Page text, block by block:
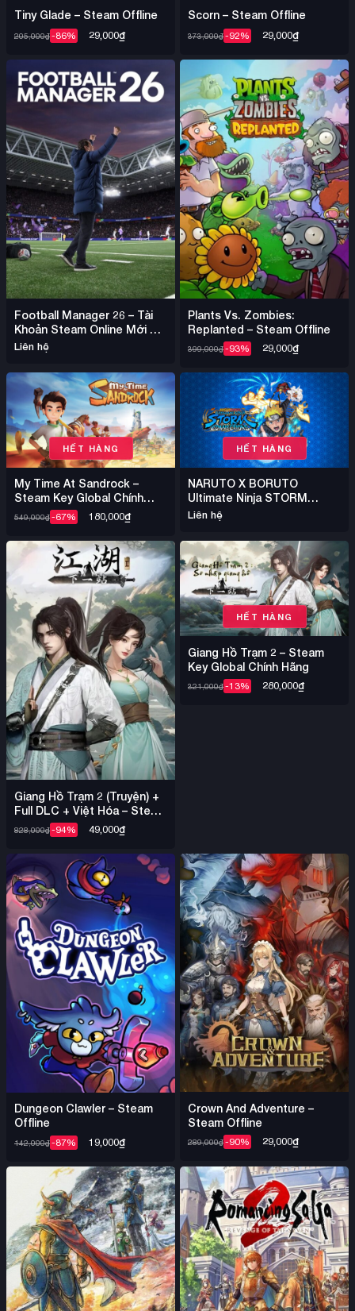
Tiny Glade – Steam Offline
205,000₫-86% 29,000₫
Scorn – Steam Offline
373,000₫-92% 29,000₫
Football Manager 26 – Tài
Khoản Steam Online Mới +
Mail
Liên hệ
Plants Vs. Zombies:
Replanted – Steam Offline
399,000₫-93% 29,000₫
HẾT HÀNG
My Time At Sandrock –
Steam Key Global Chính
Hãng
549,000₫-67% 180,000₫
HẾT HÀNG
NARUTO X BORUTO
Ultimate Ninja STORM
CONNECTIONS – Steam
Liên hệ
Giang Hồ Trạm 2 (Truyện) +
Full DLC + Việt Hóa – Steam
Offline
828,000₫-94% 49,000₫
HẾT HÀNG
Giang Hồ Trạm 2 – Steam
Key Global Chính Hãng
321,000₫-13% 280,000₫
Dungeon Clawler – Steam
Offline
142,000₫-87% 19,000₫
Crown And Adventure –
Steam Offline
289,000₫-90% 29,000₫